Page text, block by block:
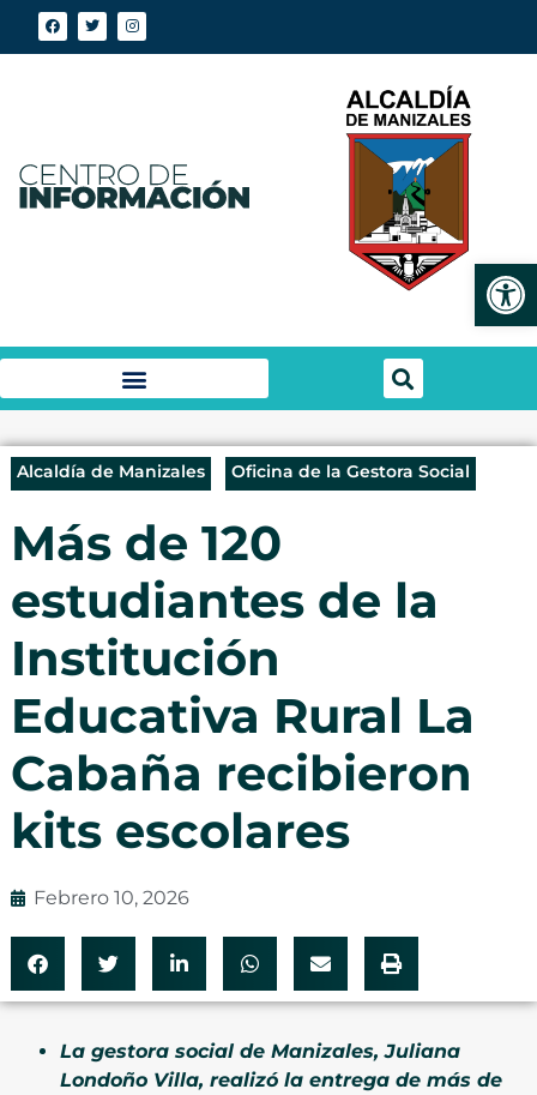
Alcaldía de Manizales Oficina de la Gestora Social
Más de 120
estudiantes de la
Institución
Educativa Rural La
Cabaña recibieron
kits escolares
Febrero 10, 2026
La gestora social de Manizales, Juliana
Londoño Villa, realizó la entrega de más de